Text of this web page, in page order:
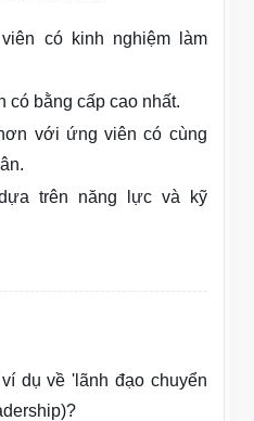
có kinh nghiệm làm
có bằng cấp cao nhất.
với ứng viên có cùng
trên năng lực và kỹ
dụ về 'lãnh đạo chuyển